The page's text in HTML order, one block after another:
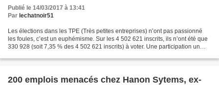
Publié le 14/03/2017 à 13:41
Par lechatnoir51
Les élections dans les TPE (Très petites entreprises) n’ont pas passionné
les foules, c’est un euphémisme. Sur les 4 502 621 inscrits, ils n’ont été que
330 928 (soit 7,35 % des 4 502 621 inscrits) à voter. Une participation un
200 emplois menacés chez Hanon Sytems, ex-